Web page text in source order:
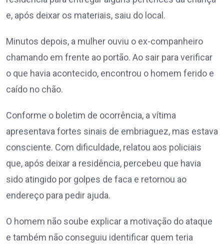
e, após deixar os materiais, saiu do local.
Minutos depois, a mulher ouviu o ex-companheiro
chamando em frente ao portão. Ao sair para verificar
o que havia acontecido, encontrou o homem ferido e
caído no chão.
Conforme o boletim de ocorrência, a vítima
apresentava fortes sinais de embriaguez, mas estava
consciente. Com dificuldade, relatou aos policiais
que, após deixar a residência, percebeu que havia
sido atingido por golpes de faca e retornou ao
endereço para pedir ajuda.
O homem não soube explicar a motivação do ataque
e também não conseguiu identificar quem teria